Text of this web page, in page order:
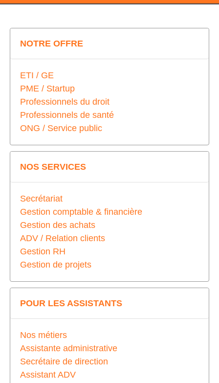
NOTRE OFFRE
ETI / GE
PME / Startup
Professionnels du droit
Professionnels de santé
ONG / Service public
NOS SERVICES
Secrétariat
Gestion comptable & financière
Gestion des achats
ADV / Relation clients
Gestion RH
Gestion de projets
POUR LES ASSISTANTS
Nos métiers
Assistante administrative
Secrétaire de direction
Assistant ADV